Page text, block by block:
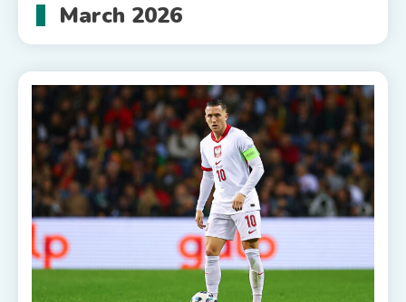
March 2026